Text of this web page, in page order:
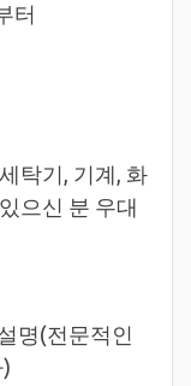
터
탁기, 기계, 화
으신 분 우대
명(전문적인